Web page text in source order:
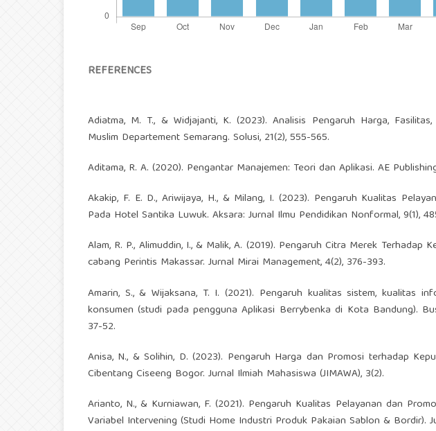
REFERENCES
Adiatma, M. T., & Widjajanti, K. (2023). Analisis Pengaruh Harga,
Muslim Departement Semarang. Solusi, 21(2), 555-565.
Aditama, R. A. (2020). Pengantar Manajemen: Teori dan Aplikasi. AE
Akakip, F. E. D., Ariwijaya, H., & Milang, I. (2023). Pengaruh Kualitas
Pada Hotel Santika Luwuk. Aksara: Jurnal Ilmu Pendidikan Nonformal, 9(1),
Alam, R. P., Alimuddin, I., & Malik, A. (2019). Pengaruh Citra Merek
cabang Perintis Makassar. Jurnal Mirai Management, 4(2), 376-393.
Amarin, S., & Wijaksana, T. I. (2021). Pengaruh kualitas sistem, kualitas
konsumen (studi pada pengguna Aplikasi Berrybenka di Kota Bandung).
37-52.
Anisa, N., & Solihin, D. (2023). Pengaruh Harga dan Promosi terhadap
Cibentang Ciseeng Bogor. Jurnal Ilmiah Mahasiswa (JIMAWA), 3(2).
Arianto, N., & Kurniawan, F. (2021). Pengaruh Kualitas Pelayanan dan
Variabel Intervening (Studi Home Industri Produk Pakaian Sablon & Bordir).